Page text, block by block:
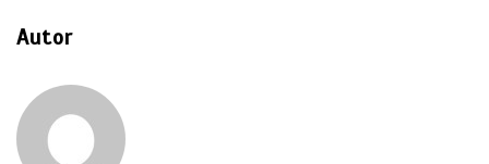
Autor